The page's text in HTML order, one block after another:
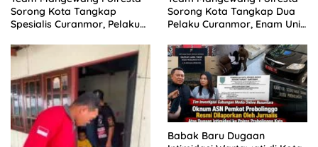
Sorong Kota Tangkap
Spesialis Curanmor, Pelaku
Sorong Kota Tangkap Dua
Pelaku Curanmor, Enam Unit
Babak Baru Dugaan